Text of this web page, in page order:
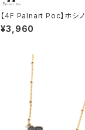
【4F Palnart Poc】ホシノ
ックレス
¥3,960